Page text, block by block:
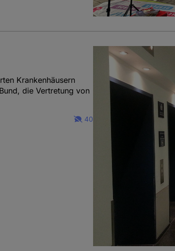
Krankenhäusern
die Vertretung von
40